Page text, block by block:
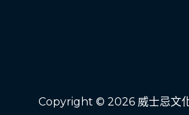
Copyright © 2026 威士忌文